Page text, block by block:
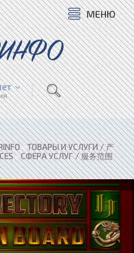
МЕНЮ
»ТОВАРЫ И УСЛУГИ / 产
»СФЕРА УСЛУГ / 服务范围